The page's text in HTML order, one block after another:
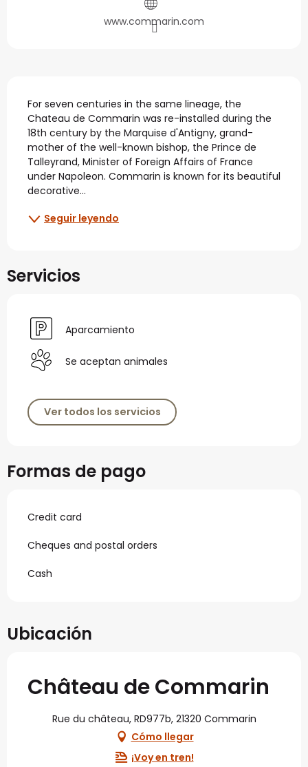
www.commarin.com
Descripción
For seven centuries in the same lineage, the
Chateau de Commarin was re-installed during the
18th century by the Marquise d'Antigny, grand-
mother of the well-known bishop, the Prince de
Talleyrand, Minister of Foreign Affairs of France
under Napoleon. Commarin is known for its beautiful
decorative...
Seguir leyendo
Servicios
Aparcamiento
Se aceptan animales
Ver todos los servicios
Formas de pago
Credit card
Cheques and postal orders
Cash
Ubicación
Château de Commarin
Rue du château, RD977b, 21320 Commarin
Cómo llegar
¡Voy en tren!